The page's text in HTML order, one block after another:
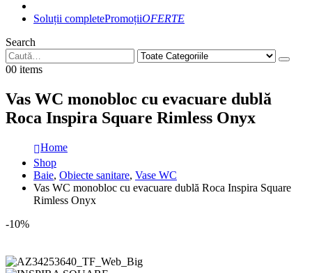
Soluții completePromoțiiOFERTE
Search
00 items
Vas WC monobloc cu evacuare dublă
Roca Inspira Square Rimless Onyx
Home
Shop
Baie, Obiecte sanitare, Vase WC
Vas WC monobloc cu evacuare dublă Roca Inspira Square
Rimless Onyx
-10%